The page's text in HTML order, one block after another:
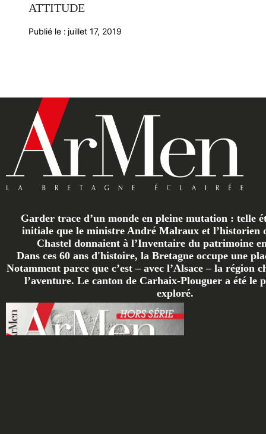
ATTITUDE
Publié le : juillet 17, 2019
Garder trace d’un monde en pleine mutation : telle
initiale que le ministre André Malraux et l’historien
Chastel donnaient à l’Inventaire du patrimoine
Dans ces 60 ans d'histoire, la Bretagne occupe une
Notamment parce que c’est – avec l’Alsace – la région
l’aventure. Le canton de Carhaix-Plouguer a été le
exploré.